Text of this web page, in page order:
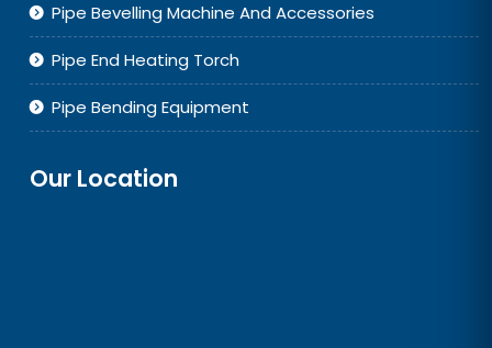
Pipe Bevelling Machine And Accessories
Pipe End Heating Torch
Pipe Bending Equipment
Our Location